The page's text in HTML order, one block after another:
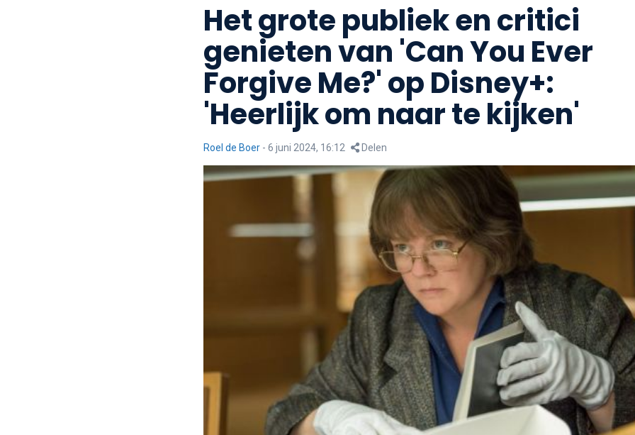
Het grote publiek en critici
genieten van 'Can You Ever
Forgive Me?' op Disney+:
'Heerlijk om naar te kijken'
Roel de Boer - 6 juni 2024, 16:12 Delen